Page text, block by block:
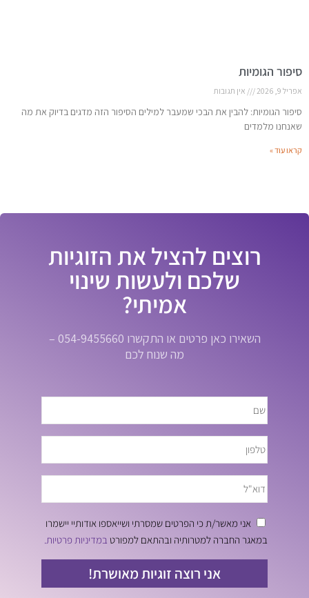
סיפור הגומיות
אפריל 9, 2026 אין תגובות
סיפור הגומיות: להבין את הבכי שמעבר למילים הסיפור הזה מדגים בדיוק את מה
שאנחנו מלמדים
קראו עוד »
רוצים להציל את הזוגיות
שלכם ולעשות שינוי
אמיתי?
השאירו כאן פרטים או התקשרו 054-9455660 –
מה שנוח לכם
אני מאשר/ת כי הפרטים שמסרתי ושייאספו אודותיי יישמרו
במאגר החברה למטרותיה ובהתאם למפורט במדיניות פרטיות.
אני רוצה זוגיות מאושרת!